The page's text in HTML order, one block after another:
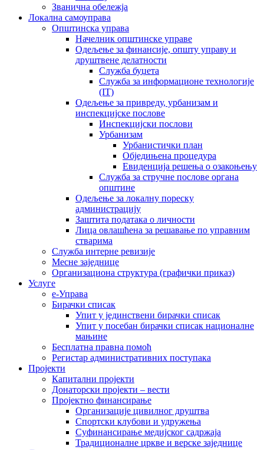
Званична обележја
Локална самоуправа
Општинска управа
Начелник општинске управе
Одељење за финансије, општу управу и
друштвене делатности
Служба буџета
Служба за информационе технологије
(IT)
Одељење за привреду, урбанизам и
инспекцијске послове
Инспекцијски послови
Урбанизам
Урбанистички план
Обједињена процедура
Евиденција решења о озакоњењу
Служба за стручне послове органа
општине
Одељење за локалну пореску
администрацију
Заштита података о личности
Лица овлашћена за решавање по управним
стварима
Служба интерне ревизије
Месне заједнице
Организациона структура (графички приказ)
Услуге
е-Управа
Бирачки списак
Упит у јединствени бирачки списак
Упит у посебан бирачки списак националне
мањине
Бесплатна правна помоћ
Регистар административних поступака
Пројекти
Капитални пројекти
Донаторски пројекти – вести
Пројектно финансирање
Организације цивилног друштва
Спортски клубови и удружења
Суфинансирање медијског садржаја
Традиционалне цркве и верске заједнице